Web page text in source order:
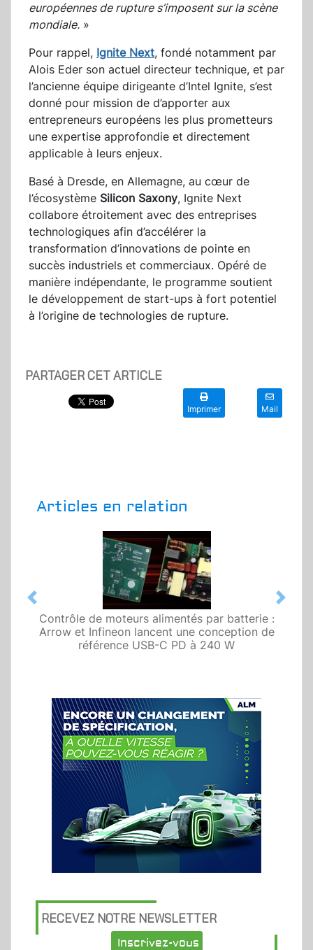
européennes de rupture s’imposent sur la scène
mondiale. »
Pour rappel, Ignite Next, fondé notamment par
Alois Eder son actuel directeur technique, et par
l’ancienne équipe dirigeante d’Intel Ignite, s’est
donné pour mission de d’apporter aux
entrepreneurs européens les plus prometteurs
une expertise approfondie et directement
applicable à leurs enjeux.
Basé à Dresde, en Allemagne, au cœur de
l’écosystème Silicon Saxony, Ignite Next
collabore étroitement avec des entreprises
technologiques afin d’accélérer la
transformation d’innovations de pointe en
succès industriels et commerciaux. Opéré de
manière indépendante, le programme soutient
le développement de start-ups à fort potentiel
à l’origine de technologies de rupture.
PARTAGER CET ARTICLE
Imprimer Mail
Articles en relation
Contrôle de moteurs alimentés par batterie :
Arrow et Infineon lancent une conception de
référence USB-C PD à 240 W
Previous Next
RECEVEZ NOTRE NEWSLETTER
Inscrivez-vous